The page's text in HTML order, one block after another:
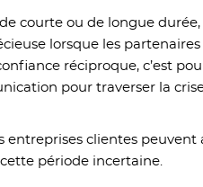
de courte ou de longue
lorsque les
réciproque, c’est
pour traverser la
entreprises clientes peuvent
période incertaine.